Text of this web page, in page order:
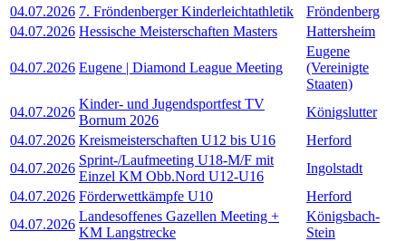
04.07.2026 7. Fröndenberger Kinderleichtathletik
Fröndenberg
04.07.2026 Hessische Meisterschaften Masters Hattersheim
04.07.2026 Eugene | Diamond League Meeting
Eugene
(Vereinigte
Staaten)
04.07.2026
Kinder- und Jugendsportfest TV
Bornum 2026
Königslutter
04.07.2026 Kreismeisterschaften U12 bis U16
Herford
04.07.2026
Sprint-/Laufmeeting U18-M/F mit
Einzel KM Obb.Nord U12-U16
Ingolstadt
04.07.2026 Förderwettkämpfe U10
Herford
04.07.2026
Landesoffenes Gazellen Meeting +
KM Langstrecke
Königsbach-
Stein